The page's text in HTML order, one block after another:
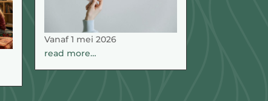
Vanaf 1 mei 2026
read more…